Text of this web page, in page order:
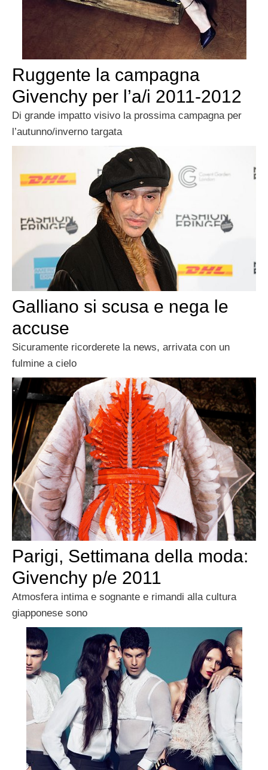
Ruggente la campagna
Givenchy per l’a/i 2011-2012
Di grande impatto visivo la prossima campagna per
l’autunno/inverno targata
Galliano si scusa e nega le
accuse
Sicuramente ricorderete la news, arrivata con un
fulmine a cielo
Parigi, Settimana della moda:
Givenchy p/e 2011
Atmosfera intima e sognante e rimandi alla cultura
giapponese sono